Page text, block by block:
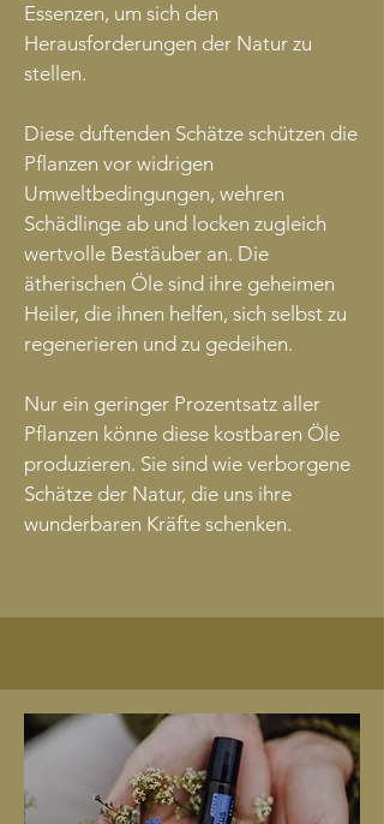
Essenzen, um sich den
Herausforderungen der Natur zu
stellen.
Diese duftenden Schätze schützen die
Pflanzen vor widrigen
Umweltbedingungen, wehren
Schädlinge ab und locken zugleich
wertvolle Bestäuber an. Die
ätherischen Öle sind ihre geheimen
Heiler, die ihnen helfen, sich selbst zu
regenerieren und zu gedeihen.
Nur ein geringer Prozentsatz aller
Pflanzen könne diese kostbaren Öle
produzieren. Sie sind wie verborgene
Schätze der Natur, die uns ihre
wunderbaren Kräfte schenken.